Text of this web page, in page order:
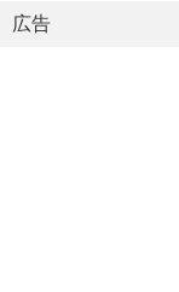
広告